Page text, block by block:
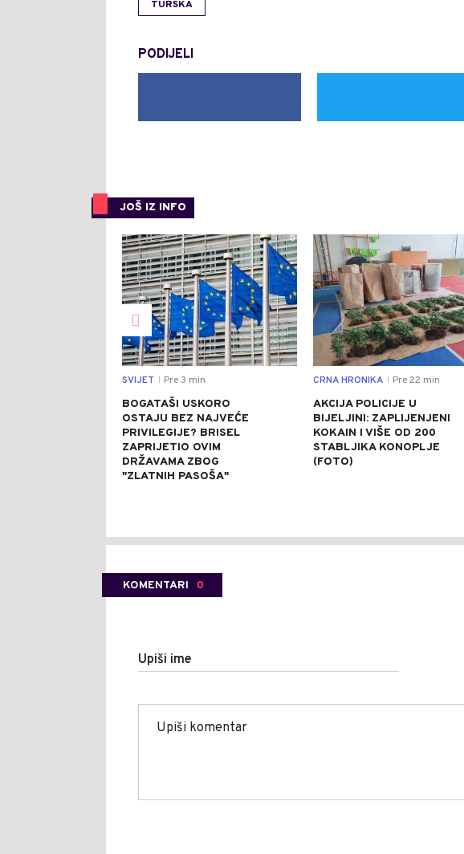
TURSKA
PODIJELI
JOŠ IZ INFO
0
SVIJET Pre 3 min
BOGATAŠI USKORO
OSTAJU BEZ NAJVEĆE
PRIVILEGIJE? BRISEL
ZAPRIJETIO OVIM
DRŽAVAMA ZBOG
"ZLATNIH PASOŠA"
CRNA HRONIKA Pre 22 min
AKCIJA POLICIJE U
BIJELJINI: ZAPLIJENJENI
KOKAIN I VIŠE OD 200
STABLJIKA KONOPLJE
(FOTO)
KOMENTARI 0
Upiši ime